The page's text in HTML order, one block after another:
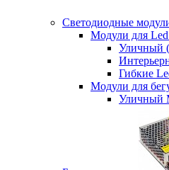
Светодиодные
Модули для Led
Уличный
Гибкие
Модули для
Уличный